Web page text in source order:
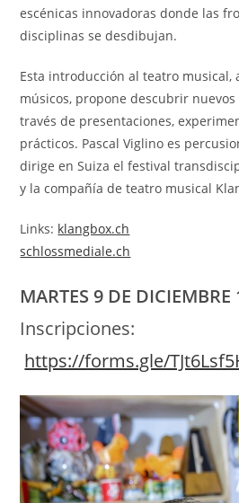
escénicas innovadoras donde las
disciplinas se desdibujan.
Esta introducción al teatro musical,
músicos, propone descubrir
través de presentaciones,
prácticos. Pascal Viglino es
dirige en Suiza el festival
y la compañía de teatro musical
Links: klangbox.ch
schlossmediale.ch
MARTES 9 DE DICIEMBRE
Inscripciones:
https://forms.gle/